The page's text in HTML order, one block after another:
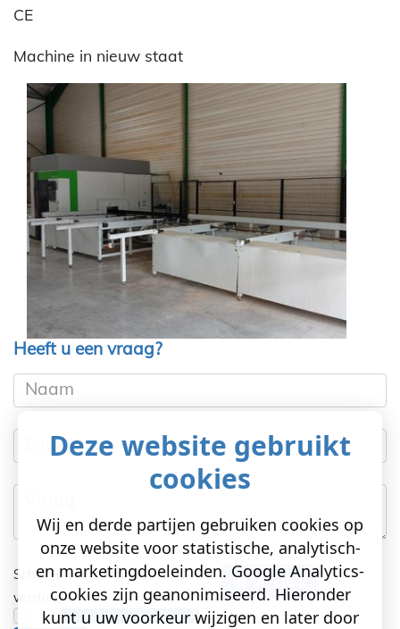
CE
Machine in nieuw staat
Heeft u een vraag?
Naam
Email
Schuif
om te kunnen
versturen!
Verstuur
Deze website gebruikt
cookies
Wij en derde partijen gebruiken cookies op
onze website voor statistische, analytisch-
en marketingdoeleinden. Google Analytics-
cookies zijn geanonimiseerd. Hieronder
kunt u uw voorkeur wijzigen en later door